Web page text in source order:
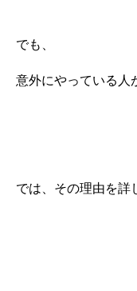
でも、
意外にやっている人
では、その理由を